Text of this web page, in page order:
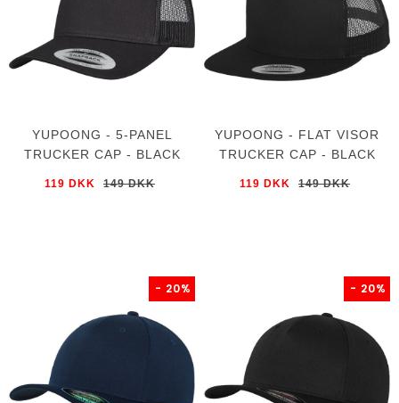
YUPOONG - 5-PANEL
TRUCKER CAP - BLACK
119 DKK 149 DKK
YUPOONG - FLAT VISOR
TRUCKER CAP - BLACK
119 DKK 149 DKK
- 20% - 20%